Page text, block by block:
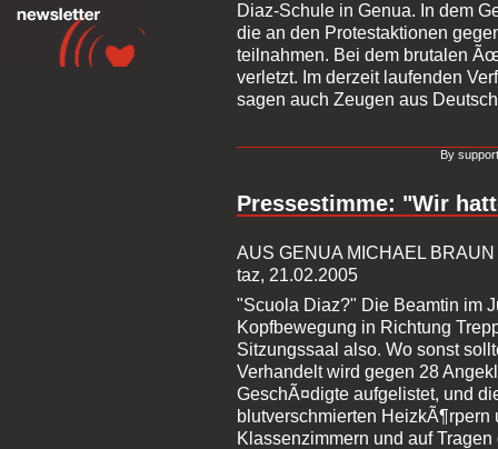
Diaz-Schule in Genua. In dem
die an den Protestaktionen
teilnahmen. Bei dem brutalen
verletzt. Im derzeit laufenden
sagen auch Zeugen aus
By
Pressestimme: "Wir
AUS GENUA MICHAEL BRAUN
taz, 21.02.2005
"Scuola Diaz?" Die Beamtin im
Kopfbewegung in Richtung
Sitzungssaal also. Wo sonst
Verhandelt wird gegen 28
GeschÃ¤digte aufgelistet, und
blutverschmierten
Klassenzimmern und auf